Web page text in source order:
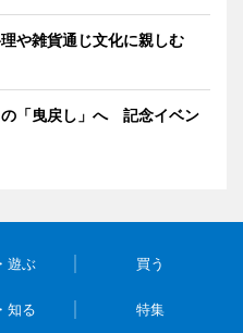
や雑貨通じ文化に親しむ
の「曳戻し」へ 記念イベン
遊ぶ 買う
知る 特集